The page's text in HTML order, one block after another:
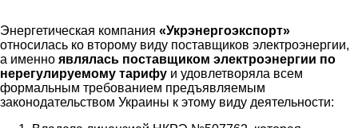
Энергетическая компания «Укрэнергоэкспорт»
относилась ко второму виду поставщиков электроэнергии,
а именно являлась поставщиком электроэнергии по
нерегулируемому тарифу и удовлетворяла всем
формальным требованием предъявляемым
законодательством Украины к этому виду деятельности: